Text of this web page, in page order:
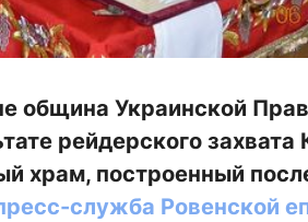
община Украинской
рейдерского захвата
храм, построенный
служба Ровенской